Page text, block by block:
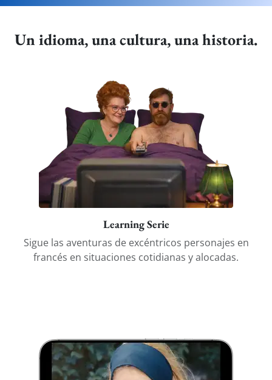
Un idioma, una cultura, una historia.
Learning Serie
Sigue las aventuras de excéntricos personajes en
francés en situaciones cotidianas y alocadas.